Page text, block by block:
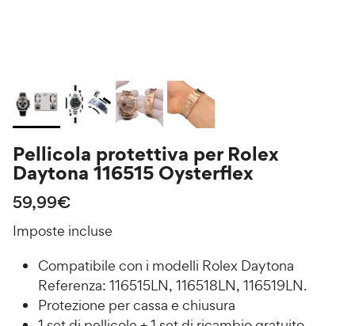
Pellicola protettiva per Rolex
Daytona 116515 Oysterflex
Prezzo normale
59,99€
Imposte incluse
Compatibile con i modelli Rolex Daytona
Referenza: 116515LN, 116518LN, 116519LN.
Protezione per cassa e chiusura